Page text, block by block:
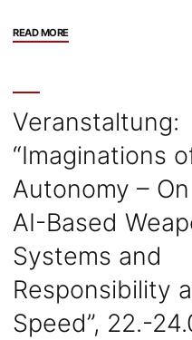
READ MORE"Veranstaltung:
Rustlab
lectures
with
guiding
theme
“Replacement”,
24.04.,
31.05.,
26.06.,
Veranstaltung:
“Imaginations
Autonomy –
AI-Based
Systems and
Responsibility
Speed”, 22.-